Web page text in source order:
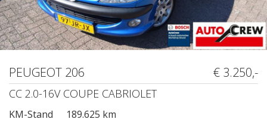
PEUGEOT 206 € 3.250,-
CC 2.0-16V COUPE CABRIOLET
KM-Stand
189.625 km